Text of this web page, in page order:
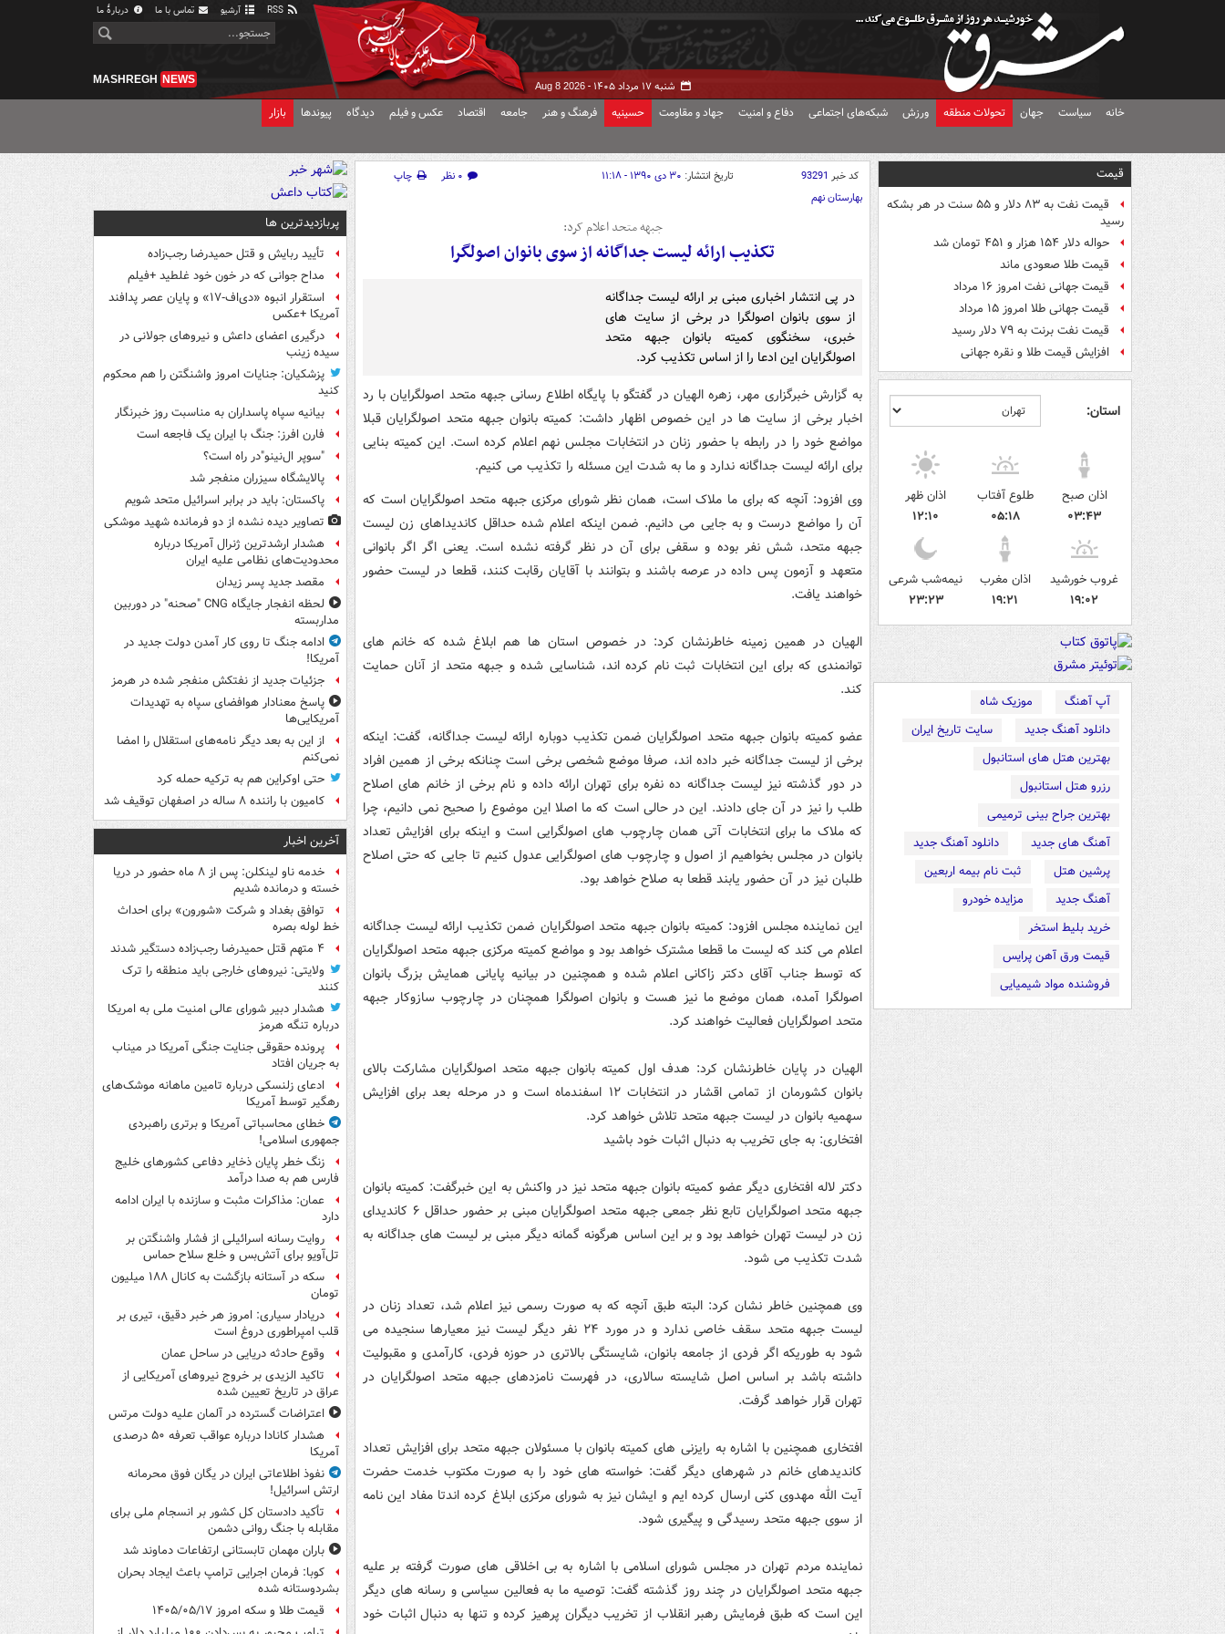
آرشیو تماس با ما دربارهٔ ما
شنبه ۱۷ مرداد ۱۴۰۵ - Aug 8 2026
MASHREGH NEWS
خانه سیاست جهان تحولات منطقه ورزش شبکه‌های اجتماعی دفاع و امنیت جهاد و مقاومت حسینیه فرهنگ و هنر جامعه اقتصاد عکس و فیلم دیدگاه پیوندها بازار
قیمت
قیمت نفت به ۸۳ دلار و ۵۵ سنت در هر بشکه
رسید
حواله دلار ۱۵۴ هزار و ۴۵۱ تومان شد
قیمت طلا صعودی ماند
قیمت جهانی نفت امروز ۱۶ مرداد
قیمت جهانی طلا امروز ۱۵ مرداد
قیمت نفت برنت به ۷۹ دلار رسید
افزایش قیمت طلا و نقره جهانی
استان:
اذان صبح
۰۳:۴۳
طلوع آفتاب
۰۵:۱۸
اذان ظهر
۱۲:۱۰
غروب خورشید
۱۹:۰۲
اذان مغرب
۱۹:۲۱
نیمه‌شب شرعی
۲۳:۲۳
آپ آهنگ
موزیک شاه
دانلود آهنگ جدید
سایت تاریخ ایران
بهترین هتل های استانبول
رزرو هتل استانبول
بهترین جراح بینی ترمیمی
آهنگ های جدید
دانلود آهنگ جدید
پرشین هتل
ثبت نام بیمه اربعین
آهنگ جدید
مزایده خودرو
خرید بلیط استخر
قیمت ورق آهن پرایس
فروشنده مواد شیمیایی
کد خبر 93291 تاریخ انتشار: ۳۰ دی ۱۳۹۰ - ۱۱:۱۸ ۰ نظر
چاپ
بهارستان نهم
جبهه متحد اعلام کرد:
تکذیب ارائه لیست جداگانه از سوی بانوان اصولگرا
در پی انتشار اخباری مبنی بر ارائه لیست جداگانه
از سوی بانوان اصولگرا در برخی از سایت های
خبری، سخنگوی کمیته بانوان جبهه متحد
اصولگرایان این ادعا را از اساس تکذیب کرد.
به گزارش خبرگزاری مهر، زهره الهیان در گفتگو با پایگاه اطلاع رسانی جبهه متحد اصولگرایان با رد
اخبار برخی از سایت ها در این خصوص اظهار داشت: کمیته بانوان جبهه متحد اصولگرایان قبلا
مواضع خود را در رابطه با حضور زنان در انتخابات مجلس نهم اعلام کرده است. این کمیته بنایی
برای ارائه لیست جداگانه ندارد و ما به شدت این مسئله را تکذیب می کنیم.
وی افزود: آنچه که برای ما ملاک است، همان نظر شورای مرکزی جبهه متحد اصولگرایان است که
آن را مواضع درست و به جایی می دانیم. ضمن اینکه اعلام شده حداقل کاندیداهای زن لیست
جبهه متحد، شش نفر بوده و سقفی برای آن در نظر گرفته نشده است. یعنی اگر اگر بانوانی
متعهد و آزمون پس داده در عرصه باشند و بتوانند با آقایان رقابت کنند، قطعا در لیست حضور
خواهند یافت.
الهیان در همین زمینه خاطرنشان کرد: در خصوص استان ها هم ابلاغ شده که خانم های
توانمندی که برای این انتخابات ثبت نام کرده اند، شناسایی شده و جبهه متحد از آنان حمایت
کند.
عضو کمیته بانوان جبهه متحد اصولگرایان ضمن تکذیب دوباره ارائه لیست جداگانه، گفت: اینکه
برخی از لیست جداگانه خبر داده اند، صرفا موضع شخصی برخی است چنانکه برخی از همین افراد
در دور گذشته نیز لیست جداگانه ده نفره برای تهران ارائه داده و نام برخی از خانم های اصلاح
طلب را نیز در آن جای دادند. این در حالی است که ما اصلا این موضوع را صحیح نمی دانیم، چرا
که ملاک ما برای انتخابات آتی همان چارچوب های اصولگرایی است و اینکه برای افزایش تعداد
بانوان در مجلس بخواهیم از اصول و چارچوب های اصولگرایی عدول کنیم تا جایی که حتی اصلاح
طلبان نیز در آن حضور یابند قطعا به صلاح خواهد بود.
این نماینده مجلس افزود: کمیته بانوان جبهه متحد اصولگرایان ضمن تکذیب ارائه لیست جداگانه
اعلام می کند که لیست ما قطعا مشترک خواهد بود و مواضع کمیته مرکزی جبهه متحد اصولگرایان
که توسط جناب آقای دکتر زاکانی اعلام شده و همچنین در بیانیه پایانی همایش بزرگ بانوان
اصولگرا آمده، همان موضع ما نیز هست و بانوان اصولگرا همچنان در چارچوب سازوکار جبهه
متحد اصولگرایان فعالیت خواهند کرد.
الهیان در پایان خاطرنشان کرد: هدف اول کمیته بانوان جبهه متحد اصولگرایان مشارکت بالای
بانوان کشورمان از تمامی اقشار در انتخابات ۱۲ اسفندماه است و در مرحله بعد برای افزایش
سهمیه بانوان در لیست جبهه متحد تلاش خواهد کرد.
افتخاری: به جای تخریب به دنبال اثبات خود باشید
دکتر لاله افتخاری دیگر عضو کمیته بانوان جبهه متحد نیز در واکنش به این خبرگفت: کمیته بانوان
جبهه متحد اصولگرایان تابع نظر جمعی جبهه متحد اصولگرایان مبنی بر حضور حداقل ۶ کاندیدای
زن در لیست تهران خواهد بود و بر این اساس هرگونه گمانه دیگر مبنی بر لیست های جداگانه به
شدت تکذیب می شود.
وی همچنین خاطر نشان کرد: البته طبق آنچه که به صورت رسمی نیز اعلام شد، تعداد زنان در
لیست جبهه متحد سقف خاصی ندارد و در مورد ۲۴ نفر دیگر لیست نیز معیارها سنجیده می
شود به طوریکه اگر فردی از جامعه بانوان، شایستگی بالاتری در حوزه فردی، کارآمدی و مقبولیت
داشته باشد بر اساس اصل شایسته سالاری، در فهرست نامزدهای جبهه متحد اصولگرایان در
تهران قرار خواهد گرفت.
افتخاری همچنین با اشاره به رایزنی های کمیته بانوان با مسئولان جبهه متحد برای افزایش تعداد
کاندیدهای خانم در شهرهای دیگر گفت: خواسته های خود را به صورت مکتوب خدمت حضرت
آیت الله مهدوی کنی ارسال کرده ایم و ایشان نیز به شورای مرکزی ابلاغ کرده اندتا مفاد این نامه
از سوی جبهه متحد رسیدگی و پیگیری شود.
نماینده مردم تهران در مجلس شورای اسلامی با اشاره به بی اخلاقی های صورت گرفته بر علیه
جبهه متحد اصولگرایان در چند روز گذشته گفت: توصیه ما به فعالین سیاسی و رسانه های دیگر
این است که طبق فرمایش رهبر انقلاب از تخریب دیگران پرهیز کرده و تنها به دنبال اثبات خود
پربازدیدترین ها
تأیید ربایش و قتل حمیدرضا رجب‌زاده
مداح جوانی که در خون خود غلطید +فیلم
استقرار انبوه «دی‌اف‑۱۷» و پایان عصر پدافند
آمریکا +عکس
درگیری اعضای داعش و نیروهای جولانی در
سیده زینب
پزشکیان: جنایات امروز واشنگتن را هم محکوم
کنید
بیانیه سپاه پاسداران به مناسبت روز خبرنگار
فارن افرز: جنگ با ایران یک فاجعه است
"سوپر ال‌نینو"در راه است؟
پالایشگاه سیزران منفجر شد
پاکستان: باید در برابر اسرائیل متحد شویم
تصاویر دیده‌ نشده از دو فرمانده شهید موشکی
هشدار ارشدترین ژنرال آمریکا درباره
محدودیت‌های نظامی علیه ایران
مقصد جدید پسر زیدان
لحظه انفجار جایگاه CNG "صحنه" در دوربین
مداربسته
ادامه جنگ تا روی کار آمدن دولت جدید در
آمریکا!
جزئیات جدید از نفتکش منفجر شده در هرمز
پاسخ معنادار هوافضای سپاه به تهدیدات
آمریکایی‌ها
از این به بعد دیگر نامه‌های استقلال را امضا
نمی‌کنم
حتی اوکراین هم به ترکیه حمله کرد
کامیون با راننده ۸ ساله در اصفهان توقیف شد
آخرین اخبار
خدمه ناو لینکلن: پس از ۸ ماه حضور در دریا
خسته و درمانده‌ شدیم
توافق بغداد و شرکت «شورون» برای احداث
خط لوله بصره
۴ متهم قتل حمیدرضا رجب‌زاده دستگیر شدند
ولایتی: نیروهای خارجی باید منطقه را ترک
کنند
هشدار دبیر شورای عالی امنیت ملی به امریکا
درباره تنگه هرمز
پرونده حقوقی جنایت جنگی آمریکا در میناب
به جریان افتاد
ادعای زلنسکی درباره تامین ماهانه موشک‌های
رهگیر توسط آمریکا
خطای محاسباتی آمریکا و برتری راهبردی
جمهوری اسلامی!
زنگ خطر پایان ذخایر دفاعی کشورهای خلیج
فارس هم به صدا درآمد
عمان: مذاکرات مثبت و سازنده با ایران ادامه
دارد
روایت رسانه اسرائیلی از فشار واشنگتن بر
تل‌آویو برای آتش‌بس و خلع سلاح حماس
سکه در آستانه بازگشت به کانال ۱۸۸ میلیون
تومان
دریادار سیاری: امروز هر خبر دقیق، تیری بر
قلب امپراطوری دروغ است
وقوع حادثه دریایی در ساحل عمان
تاکید الزیدی بر خروج نیروهای آمریکایی از
عراق در تاریخ تعیین شده
اعتراضات گسترده در آلمان علیه دولت مرتس
هشدار کانادا درباره عواقب تعرفه ۵۰ درصدی
آمریکا
نفوذ اطلاعاتی ایران در یگان فوق محرمانه
ارتش اسرائیل!
تأکید دادستان کل کشور بر انسجام ملی برای
مقابله با جنگ روانی دشمن
باران مهمان تابستانی ارتفاعات دماوند شد
کوبا: فرمان اجرایی ترامپ باعث ایجاد بحران
بشردوستانه شده
قیمت طلا و سکه امروز ۱۴۰۵/۰۵/۱۷